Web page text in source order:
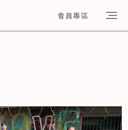
會員專區